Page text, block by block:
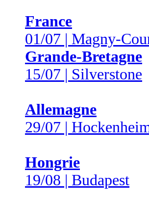
France
01/07 | Magny-
Grande-Bretagne
15/07 | Silverstone
Allemagne
29/07 |
Hongrie
19/08 | Budapest